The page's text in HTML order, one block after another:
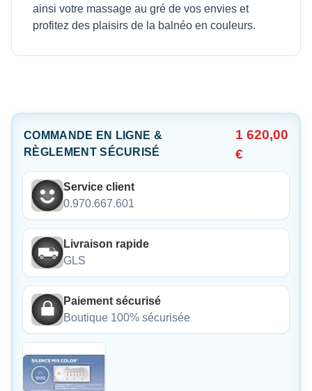
ainsi votre massage au gré de vos envies et
profitez des plaisirs de la balnéo en couleurs.
COMMANDE EN LIGNE &
RÈGLEMENT SÉCURISÉ
1 620,00
€
Service client
0.970.667.601
Livraison rapide
GLS
Paiement sécurisé
Boutique 100% sécurisée